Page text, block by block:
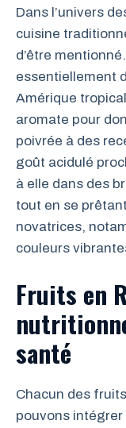
Dans l’univers
cuisine
d’être
essentiellement
Amérique
aromate pour
poivrée à des
goût acidulé
à elle dans des
tout en se
novatrices,
couleurs
Fruits en
santé
Chacun des
pouvons